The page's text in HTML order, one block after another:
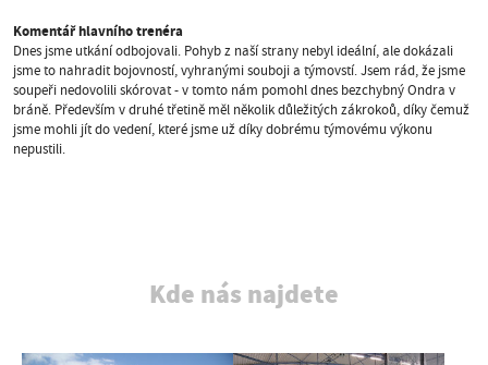
Komentář hlavníhotrenéra
Dnes jsme utkání odbojovali. Pohyb z naší strany nebyl ideální, ale dokázali
jsme to nahradit bojovností, vyhranými souboji a týmovstí. Jsem rád, že jsme
soupeři nedovolili skórovat - v tomto nám pomohl dnes bezchybný Ondra v
bráně. Především v druhé třetině měl několik důležitých zákrokoů, díky čemuž
jsme mohli jít do vedení, které jsme už díky dobrému týmovému výkonu
nepustili.
Kde nás najdete